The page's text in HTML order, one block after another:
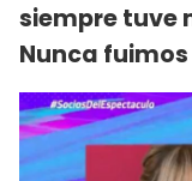
siempre tuve
Nunca